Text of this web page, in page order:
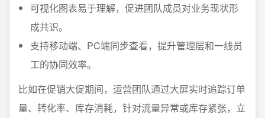
可视化图表易于理解，促进团队成员对业务现状形
成共识。
支持移动端、PC端同步查看，提升管理层和一线员
工的协同效率。
比如在促销大促期间，运营团队通过大屏实时追踪订单
量、转化率、库存消耗，针对流量异常或库存紧张，立